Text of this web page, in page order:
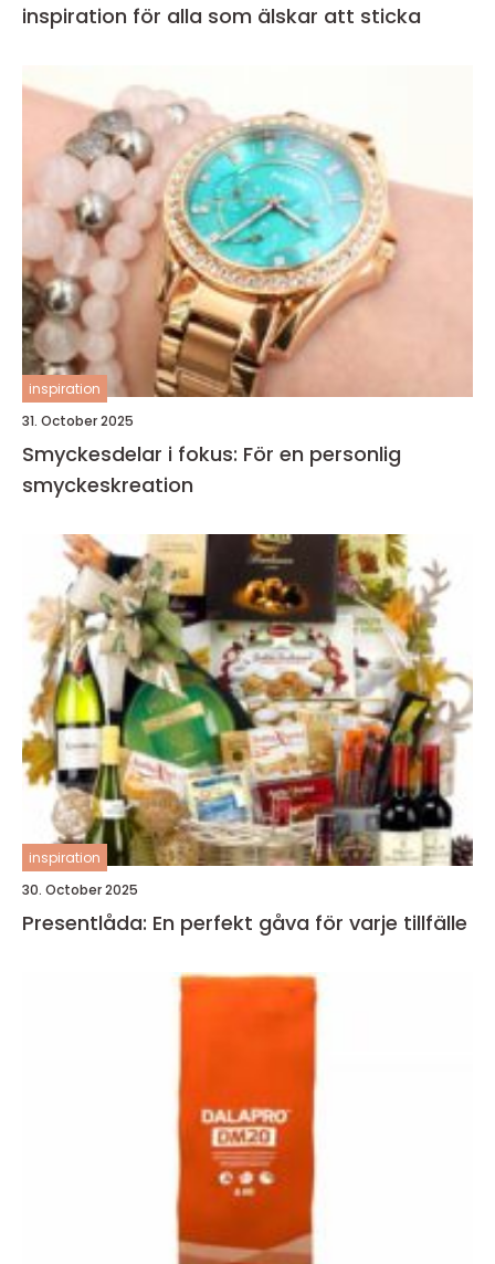
inspiration för alla som älskar att sticka
inspiration
31. October 2025
Smyckesdelar i fokus: För en personlig
smyckeskreation
inspiration
30. October 2025
Presentlåda: En perfekt gåva för varje tillfälle